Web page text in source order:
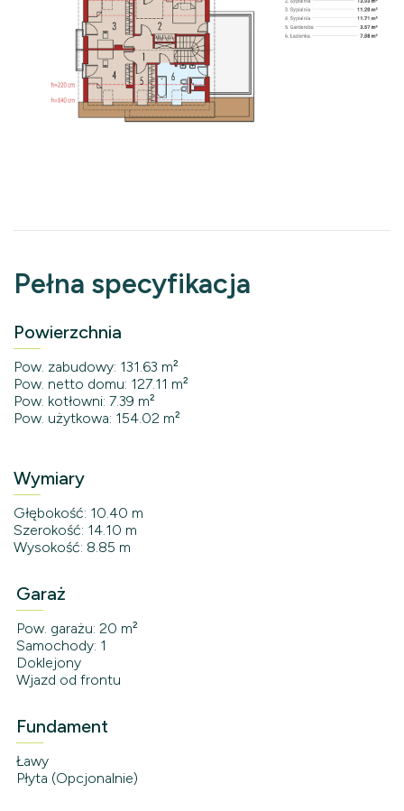
Pełna specyfikacja
Powierzchnia
Pow. zabudowy: 131.63 m²
Pow. netto domu: 127.11 m²
Pow. kotłowni: 7.39 m²
Pow. użytkowa: 154.02 m²
Wymiary
Głębokość: 10.40 m
Szerokość: 14.10 m
Wysokość: 8.85 m
Garaż
Pow. garażu: 20 m²
Samochody: 1
Doklejony
Wjazd od frontu
Fundament
Ławy
Płyta (Opcjonalnie)